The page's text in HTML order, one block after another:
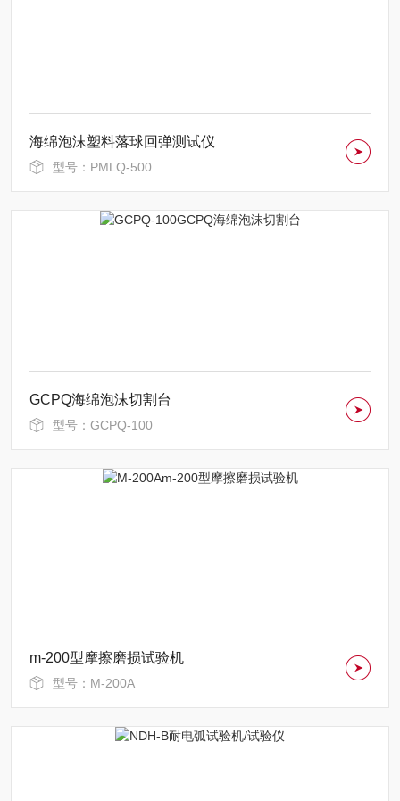
海绵泡沫塑料落球回弹测试仪
型号：PMLQ-500
GCPQ海绵泡沫切割台
型号：GCPQ-100
m-200型摩擦磨损试验机
型号：M-200A